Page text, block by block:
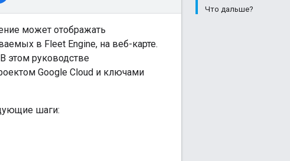
Что дальше?
может отображать
в Fleet Engine, на веб-карте.
этом руководстве
Google Cloud и ключами
шаги: